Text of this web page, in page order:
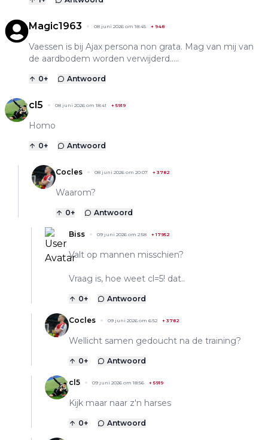
Magic1963 08 juni 2026 om 18:45 + 948
Vaessen is bij Ajax persona non grata. Mag van mij van
de aardbodem worden verwijderd.....
0+ Antwoord
cl5 08 juni 2026 om 18:41 + 5919
Homo
0+ Antwoord
Cocles 08 juni 2026 om 20:07 + 3782
Waarom?
0+ Antwoord
Biss 09 juni 2026 om 2:58 +17952
Valt op mannen misschien?
Vraag is, hoe weet cl=5! dat..
0+ Antwoord
Cocles 09 juni 2026 om 6:52 + 3782
Wellicht samen gedoucht na de training?
0+ Antwoord
cl5 09 juni 2026 om 18:56 + 5919
Kijk maar naar z'n harses
0+ Antwoord